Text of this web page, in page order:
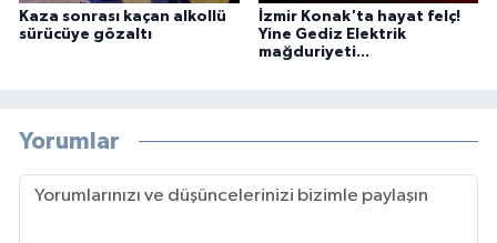
Kaza sonrası kaçan alkollü
sürücüye gözaltı
İzmir Konak'ta hayat felç!
Yine Gediz Elektrik
mağduriyeti...
Yorumlar